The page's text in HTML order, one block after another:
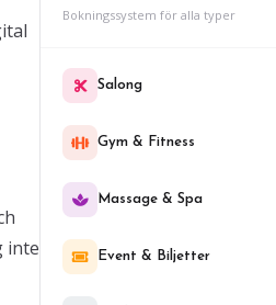
inte
Bokningssystem för alla typer
Salong
Gym & Fitness
Massage & Spa
Event & Biljetter